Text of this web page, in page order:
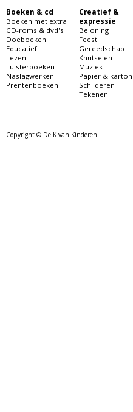
Boeken & cd
Boeken met extra
CD-roms & dvd's
Doeboeken
Educatief
Lezen
Luisterboeken
Naslagwerken
Prentenboeken
Creatief &
expressie
Beloning
Feest
Gereedschap
Knutselen
Muziek
Papier & karton
Schilderen
Tekenen
Copyright © De K van Kinderen